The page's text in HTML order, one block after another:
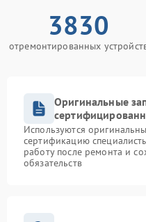
3830
отремонтированных
Оригинальные
Используются
сертификацию
работу после ремонта и
обязательств